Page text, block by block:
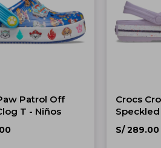
Patrol Off
T - Niños
Crocs
Unisex
S/ 289.00